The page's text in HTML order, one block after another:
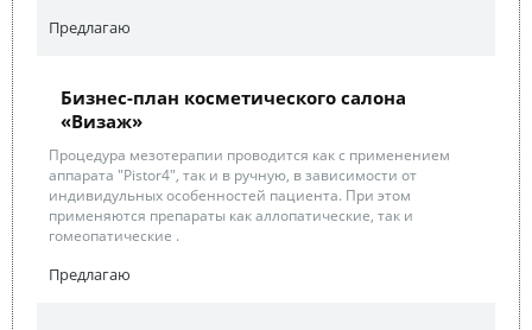
Предлагаю
Бизнес-план косметического салона
«Визаж»
Процедура мезотерапии проводится как с применением
аппарата "Pistor4", так и в ручную, в зависимости от
индивидульных особенностей пациента. При этом
применяются препараты как аллопатические, так и
гомеопатические .
Предлагаю